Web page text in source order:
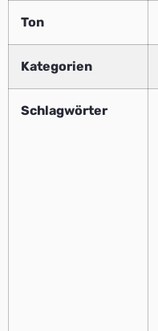
Ton
Kategorien
Schlagwörter